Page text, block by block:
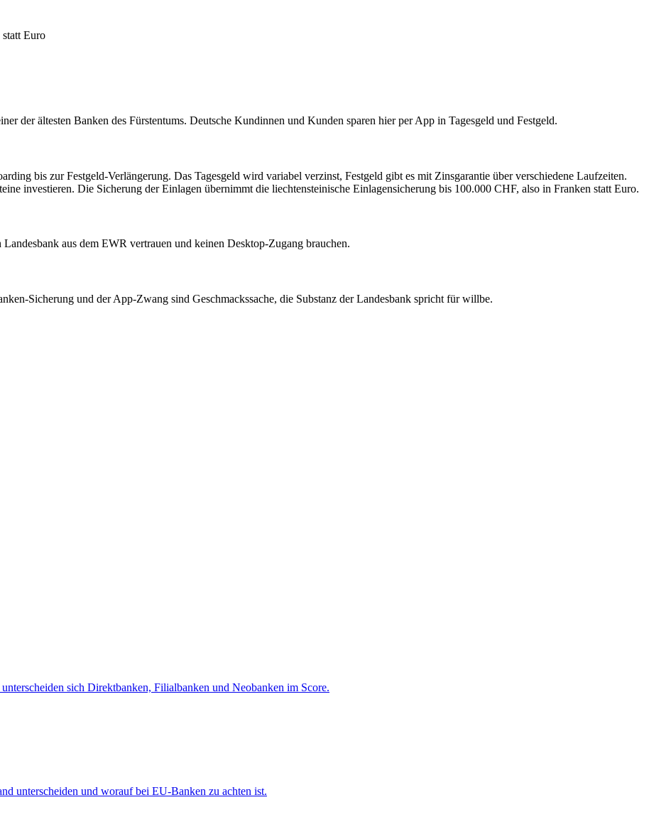
Euro
der ältesten Banken des Fürstentums. Deutsche Kundinnen und Kunden sparen hier per App in Tagesgeld und Festgeld.
bis zur Festgeld-Verlängerung. Das Tagesgeld wird variabel verzinst, Festgeld gibt es mit Zinsgarantie über verschiedene Laufzeiten.
investieren. Die Sicherung der Einlagen übernimmt die liechtensteinische Einlagensicherung bis 100.000 CHF, also in Franken statt Euro.
aus dem EWR vertrauen und keinen Desktop-Zugang brauchen.
Sicherung und der App-Zwang sind Geschmackssache, die Substanz der Landesbank spricht für willbe.
sich Direktbanken, Filialbanken und Neobanken im Score.
unterscheiden und worauf bei EU-Banken zu achten ist.